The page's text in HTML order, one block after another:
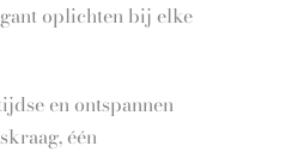
oplichten bij elke
en ontspannen
één